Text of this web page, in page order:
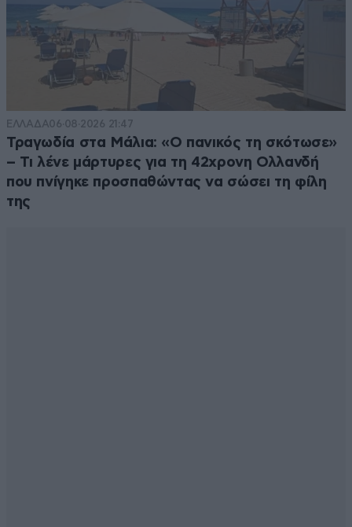
ΕΛΛΑΔΑ06·08·2026 21:47
Τραγωδία στα Μάλια: «Ο πανικός τη σκότωσε»
– Τι λένε μάρτυρες για τη 42χρονη Ολλανδή
που πνίγηκε προσπαθώντας να σώσει τη φίλη
της